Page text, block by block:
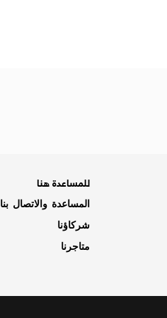
للمساعدة هنا
المساعدة والاتصال بنا
شركاؤنا
متاجرنا